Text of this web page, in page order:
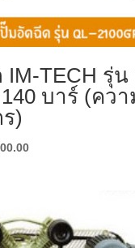
TECH รุ่น
บาร์ (คว
)
Current